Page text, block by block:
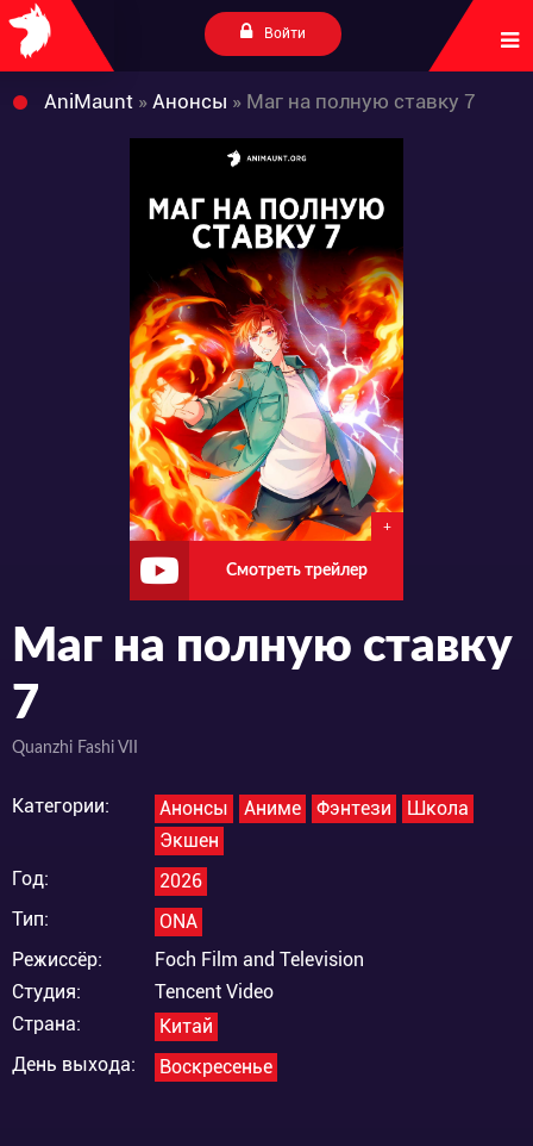
Войти
AniMaunt » Анонсы » Маг на полную ставку 7
+
Смотреть трейлер
Маг на полную ставку
7
Quanzhi Fashi VII
Категории: Анонсы Аниме Фэнтези
Школа
Экшен
Год:
2026
Тип:
ONA
Режиссёр:
Foch Film and Television
Студия:
Tencent Video
Страна:
Китай
День выхода:
Воскресенье